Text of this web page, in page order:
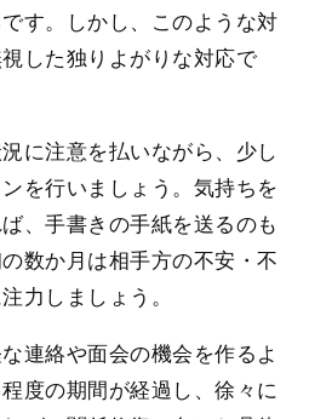
す。しかし、このような対
した独りよがりな対応で
に注意を払いながら、少し
を行いましょう。気持ちを
、手書きの手紙を送るのも
数か月は相手方の不安・不
力しましょう。
連絡や面会の機会を作るよ
度の期間が経過し、徐々に